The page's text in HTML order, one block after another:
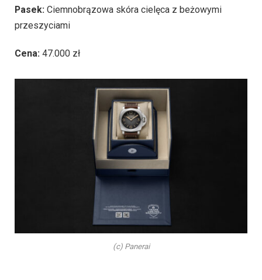
Pasek: Ciemnobrązowa skóra cielęca z beżowymi
przeszyciami
Cena: 47.000 zł
(c) Panerai